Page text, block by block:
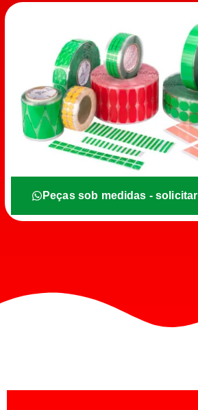
Peças sob medidas - solicitar